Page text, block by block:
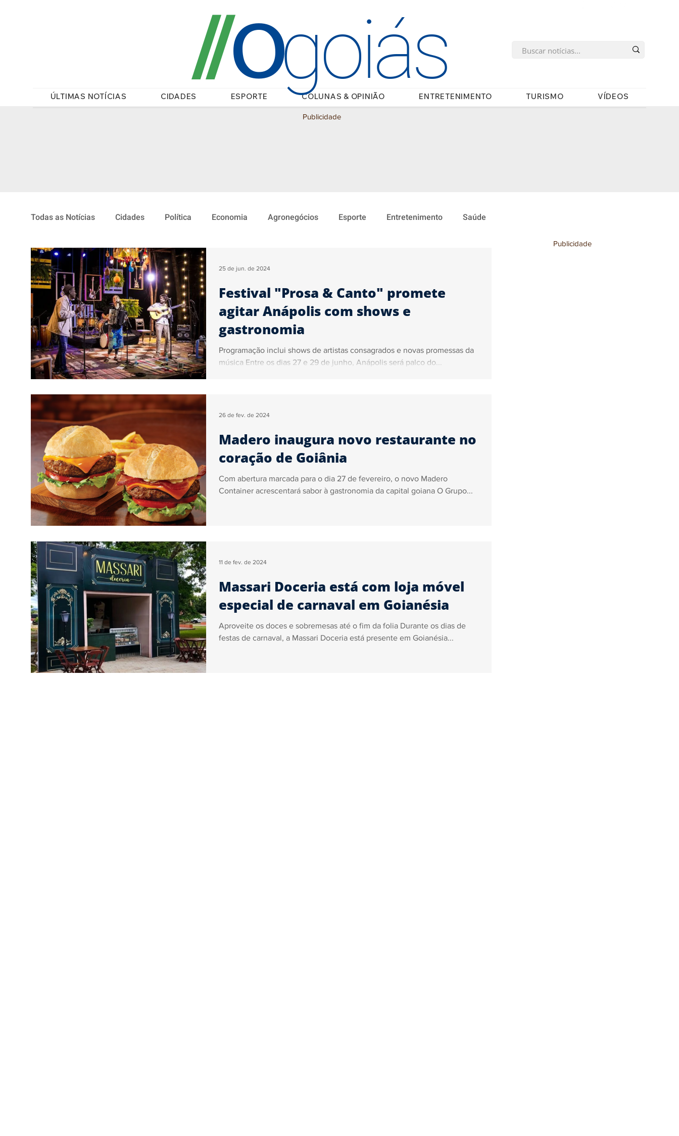
ÚLTIMAS NOTÍCIAS CIDADES ESPORTE COLUNAS & OPINIÃO ENTRETENIMENTO TURISMO VÍDEOS
//Ogoiás
Todas as Notícias Cidades Política Economia Agronegócios Esporte Entretenimento Saúde
Educação Turismo Internacional
Geral Brasil Artigos Ogoiás Verifica Sidiney Leonis Pedro Almeida Marcelo John
Colunistas Vídeo Sérgio Couto Concursos e Empregos
Festival "Prosa & Canto" promete
agitar Anápolis com shows e
gastronomia
Programação inclui shows de artistas consagrados e novas promessas da
música Entre os dias 27 e 29 de junho, Anápolis será palco do...
25 de jun. de 2024
Madero inaugura novo restaurante no
coração de Goiânia
Com abertura marcada para o dia 27 de fevereiro, o novo Madero
Container acrescentará sabor à gastronomia da capital goiana O Grupo...
26 de fev. de 2024
Massari Doceria está com loja móvel
especial de carnaval em Goianésia
Aproveite os doces e sobremesas até o fim da folia Durante os dias de
festas de carnaval, a Massari Doceria está presente em Goianésia...
11 de fev. de 2024
Publicidade
Publicidade